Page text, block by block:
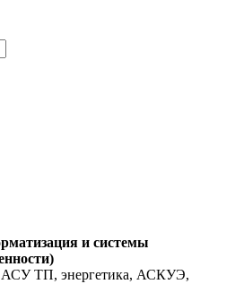
и системы
ТП, энергетика, АСКУЭ,